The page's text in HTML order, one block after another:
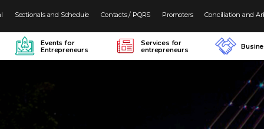
Sectionals and Schedule Contacts / PQRS Promoters Conciliation and
Events for
Entrepreneurs
Services for
entrepreneurs